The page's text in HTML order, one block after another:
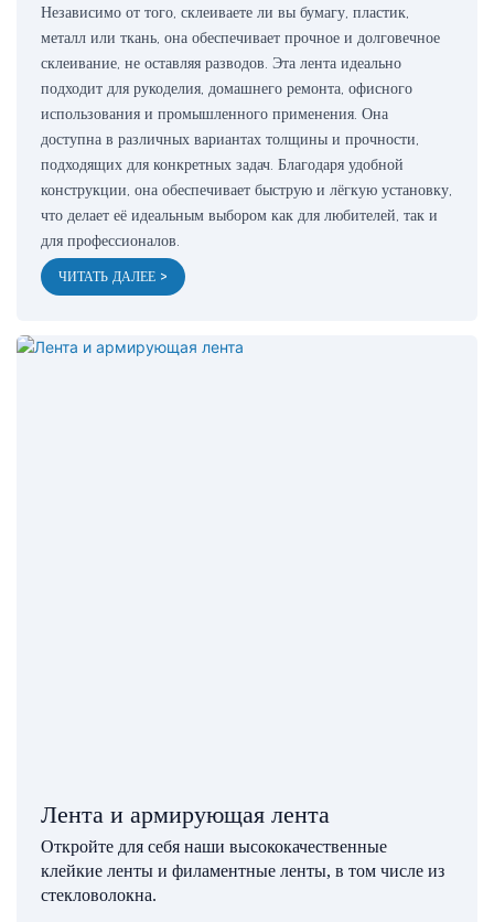
Независимо от того, склеиваете ли вы бумагу, пластик,
металл или ткань, она обеспечивает прочное и долговечное
склеивание, не оставляя разводов. Эта лента идеально
подходит для рукоделия, домашнего ремонта, офисного
использования и промышленного применения. Она
доступна в различных вариантах толщины и прочности,
подходящих для конкретных задач. Благодаря удобной
конструкции, она обеспечивает быструю и лёгкую установку,
что делает её идеальным выбором как для любителей, так и
для профессионалов.
ЧИТАТЬ ДАЛЕЕ >
Лента и армирующая лента
Откройте для себя наши высококачественные
клейкие ленты и филаментные ленты, в том числе из
стекловолокна.